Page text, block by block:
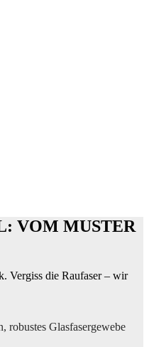
VOM MUSTER
Vergiss die Raufaser – wir
robustes Glasfasergewebe